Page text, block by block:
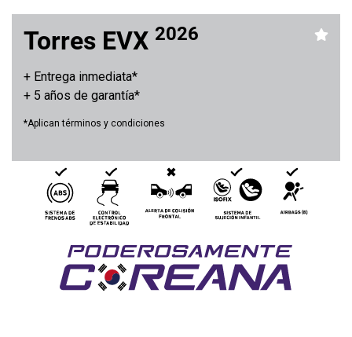
Torres EVX 2026
+ Entrega inmediata*
+ 5 años de garantía*
*Aplican términos y condiciones